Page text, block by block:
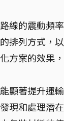
線的震動頻
排列方式，
方案的效果
顯著提升運
現和處理潛